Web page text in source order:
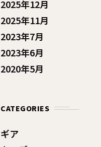
2025年12月
2025年11月
2023年7月
2023年6月
2020年5月
CATEGORIES
ギア